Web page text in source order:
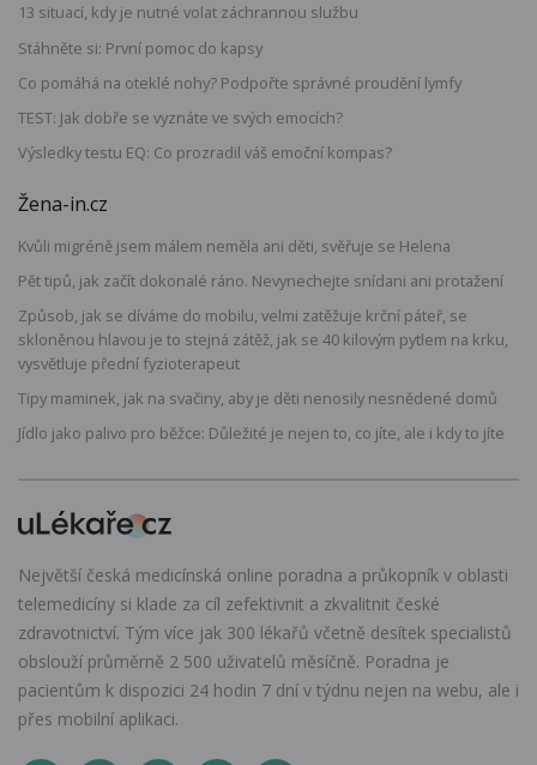
13 situací, kdy je nutné volat záchrannou službu
Stáhněte si: První pomoc do kapsy
Co pomáhá na oteklé nohy? Podpořte správné proudění lymfy
TEST: Jak dobře se vyznáte ve svých emocích?
Výsledky testu EQ: Co prozradil váš emoční kompas?
Žena-in.cz
Kvůli migréně jsem málem neměla ani děti, svěřuje se Helena
Pět tipů, jak začít dokonalé ráno. Nevynechejte snídani ani protažení
Způsob, jak se díváme do mobilu, velmi zatěžuje krční páteř, se
skloněnou hlavou je to stejná zátěž, jak se 40 kilovým pytlem na krku,
vysvětluje přední fyzioterapeut
Tipy maminek, jak na svačiny, aby je děti nenosily nesnědené domů
Jídlo jako palivo pro běžce: Důležité je nejen to, co jíte, ale i kdy to jíte
Největší česká medicínská online poradna a průkopník v oblasti
telemedicíny si klade za cíl zefektivnit a zkvalitnit české
zdravotnictví. Tým více jak 300 lékařů včetně desítek specialistů
obslouží průměrně 2 500 uživatelů měsíčně. Poradna je
pacientům k dispozici 24 hodin 7 dní v týdnu nejen na webu, ale i
přes mobilní aplikaci.